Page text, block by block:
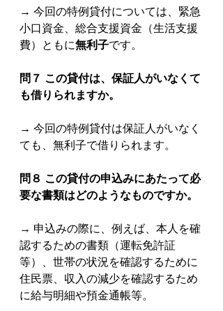
→ 今回の特例貸付については、緊急
小口資金、総合支援資金（生活支援
費）ともに無利子です。
問７ この貸付は、保証⼈がいなくて
も借りられますか。
→ 今回の特例貸付は保証人がいなく
ても、無利子で借りられます。
問８ この貸付の申込みにあたって必
要な書類はどのようなものですか。
→ 申込みの際に、例えば、本人を確
認するための書類（運転免許証
等）、世帯の状況を確認するために
住民票、収入の減少を確認するため
に給与明細や預金通帳等。